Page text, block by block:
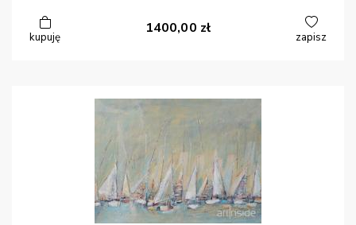
kupuję
1400,00 zł
zapisz